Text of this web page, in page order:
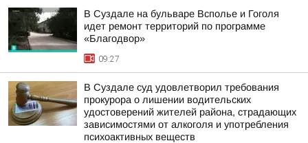
В Суздале на бульваре Всполье и Гоголя
идет ремонт территорий по программе
«Благодвор»
09:27
В Суздале суд удовлетворил требования
прокурора о лишении водительских
удостоверений жителей района, страдающих
зависимостями от алкоголя и употребления
психоактивных веществ